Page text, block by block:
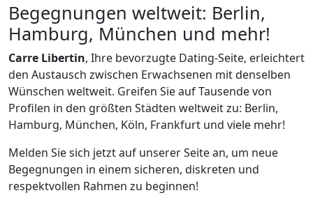
Begegnungen weltweit: Berlin,
Hamburg, München und mehr!
Carre Libertin, Ihre bevorzugte Dating-Seite, erleichtert
den Austausch zwischen Erwachsenen mit denselben
Wünschen weltweit. Greifen Sie auf Tausende von
Profilen in den größten Städten weltweit zu: Berlin,
Hamburg, München, Köln, Frankfurt und viele mehr!
Melden Sie sich jetzt auf unserer Seite an, um neue
Begegnungen in einem sicheren, diskreten und
respektvollen Rahmen zu beginnen!